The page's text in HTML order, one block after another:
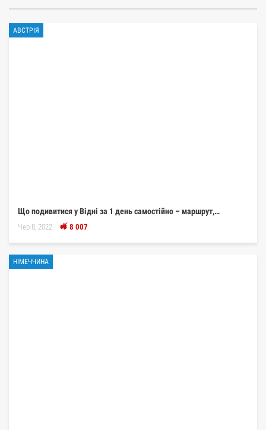
АВСТРІЯ
Що подивитися у Відні за 1 день самостійно – маршрут,…
Чер 8, 2022 8 007
НІМЕЧЧИНА